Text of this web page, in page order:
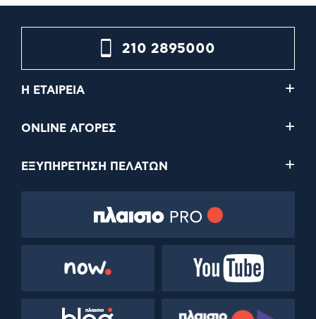
210 2895000
Η ΕΤΑΙΡΕΙΑ
ONLINE ΑΓΟΡΕΣ
ΕΞΥΠΗΡΕΤΗΣΗ ΠΕΛΑΤΩΝ